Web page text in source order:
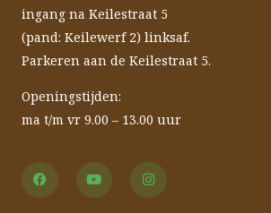
ingang na Keilestraat 5
(pand: Keilewerf 2) linksaf.
Parkeren aan de Keilestraat 5.
Openingstijden:
ma t/m vr 9.00 – 13.00 uur
a o n